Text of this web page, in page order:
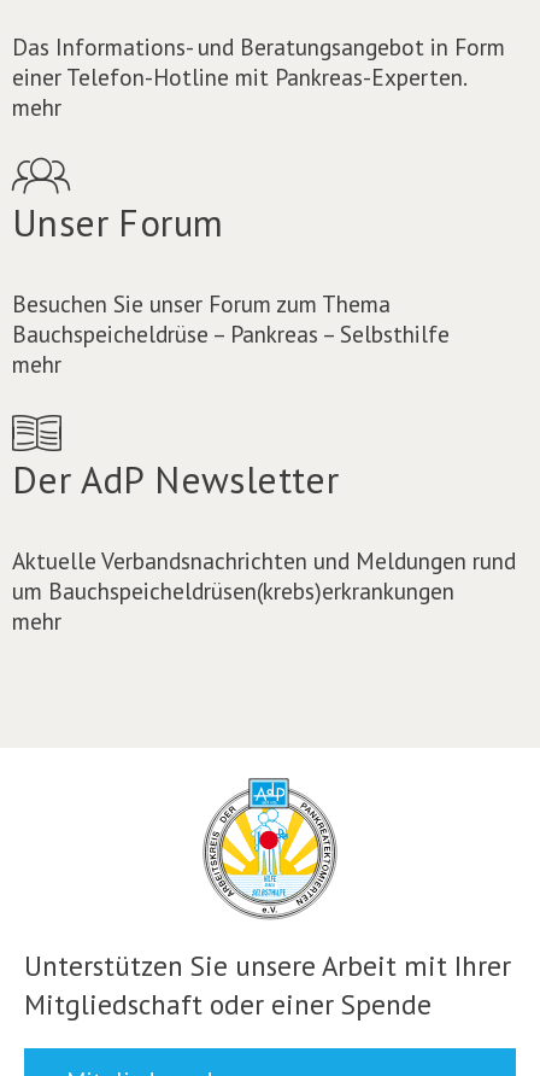
Das Informations- und Beratungsangebot in Form
einer Telefon-Hotline mit Pankreas-Experten.
mehr
Unser Forum
Besuchen Sie unser Forum zum Thema
Bauchspeicheldrüse – Pankreas – Selbsthilfe
mehr
Der AdP Newsletter
Aktuelle Verbandsnachrichten und Meldungen rund
um Bauchspeicheldrüsen(krebs)erkrankungen
mehr
Unterstützen Sie unsere Arbeit mit Ihrer
Mitgliedschaft oder einer Spende